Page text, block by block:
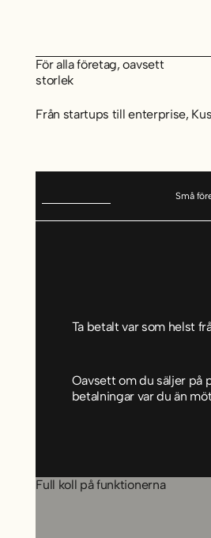
För alla företag, oavsett
storlek
Från startups till enterprise,
Små
Ta betalt var som helst
Oavsett om du säljer på
betalningar var du än
Full koll på funktionerna